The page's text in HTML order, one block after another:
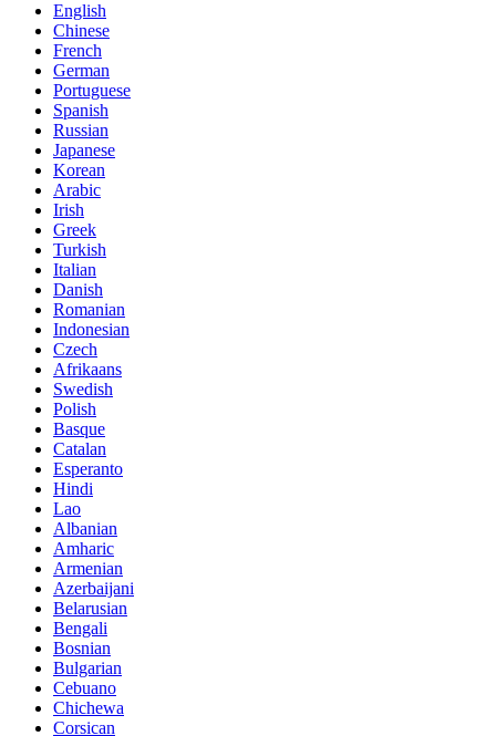
English
Chinese
French
German
Portuguese
Spanish
Russian
Japanese
Korean
Arabic
Irish
Greek
Turkish
Italian
Danish
Romanian
Indonesian
Czech
Afrikaans
Swedish
Polish
Basque
Catalan
Esperanto
Hindi
Lao
Albanian
Amharic
Armenian
Azerbaijani
Belarusian
Bengali
Bosnian
Bulgarian
Cebuano
Chichewa
Corsican